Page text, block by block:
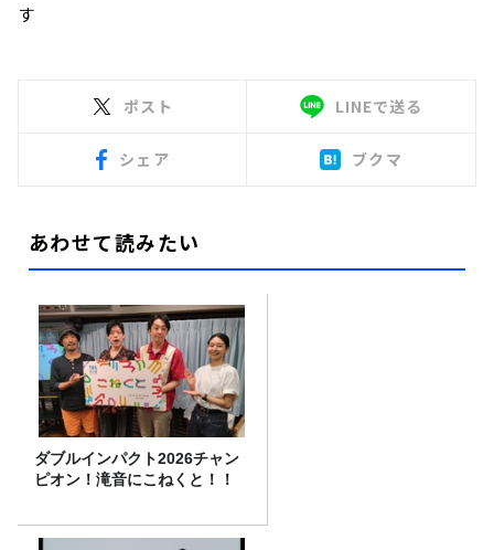
す
ポスト LINEで送る
シェア ブクマ
あわせて読みたい
ダブルインパクト2026チャン
ピオン！滝音にこねくと！！